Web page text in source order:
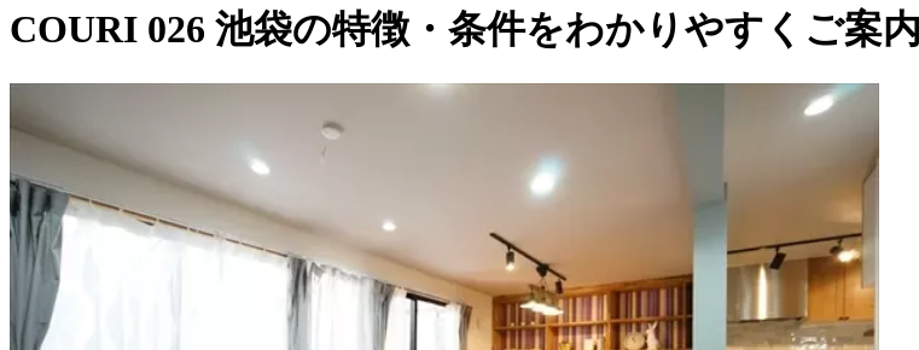
COURI 026 池袋の特徴・条件をわかりやすくご案内